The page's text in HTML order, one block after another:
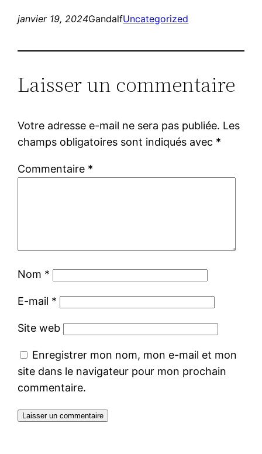
janvier 19, 2024GandalfUncategorized
Laisser un commentaire
Votre adresse e-mail ne sera pas publiée. Les
champs obligatoires sont indiqués avec *
Commentaire *
Nom *
E-mail *
Site web
Enregistrer mon nom, mon e-mail et mon
site dans le navigateur pour mon prochain
commentaire.